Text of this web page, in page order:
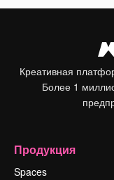
Креативная
Более 1
Продукция
Spaces